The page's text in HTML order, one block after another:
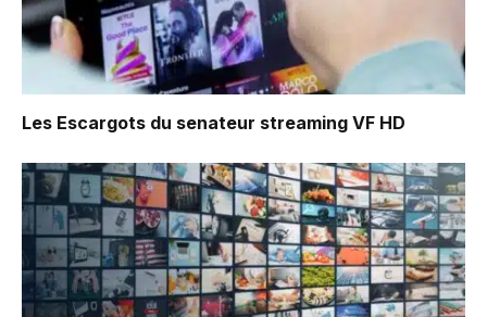
Les Escargots du senateur streaming VF HD